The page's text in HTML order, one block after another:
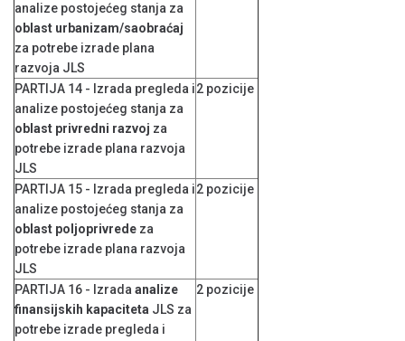
analize postojećeg stanja za
oblast urbanizam/saobraćaj
za potrebe izrade plana
razvoja JLS
PARTIJA 14 - Izrada pregleda i
analize postojećeg stanja za
oblast privredni razvoj za
potrebe izrade plana razvoja
JLS
2 pozicije
PARTIJA 15 - Izrada pregleda i
analize postojećeg stanja za
oblast poljoprivrede za
potrebe izrade plana razvoja
JLS
2 pozicije
PARTIJA 16 - Izrada analize
finansijskih kapaciteta JLS za
potrebe izrade pregleda i
2 pozicije